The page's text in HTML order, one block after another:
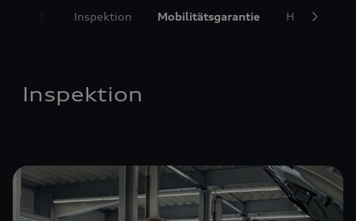
Inspektion Mobilitätsgarantie Hol- und
Inspektion